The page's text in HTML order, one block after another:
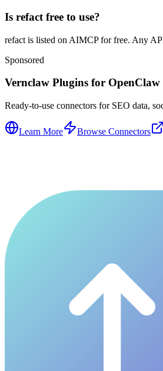
Is refact free to use?
refact is listed on AIMCP for free. Any
Sponsored
Vernclaw Plugins for OpenClaw
Ready-to-use connectors for SEO data,
Learn More Browse Connectors